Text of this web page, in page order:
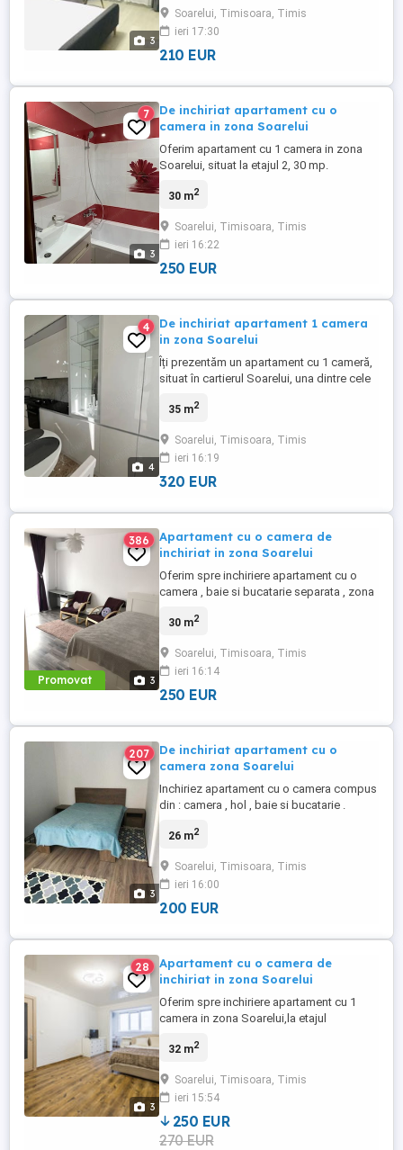
3
octombrie 2020.Bucataria este mobilata si
utilata cu electrocasnicele incastrabile noi.
Soarelui, Timisoara, Timis
ieri 17:30
210 EUR
3
7
De inchiriat apartament cu o
camera in zona Soarelui
Oferim apartament cu 1 camera in zona
Soarelui, situat la etajul 2, 30 mp.
bine pozitionat fiind intr-o zona linistita cu
de transport. Disponibil imediat
30 m2
Soarelui, Timisoara, Timis
ieri 16:22
250 EUR
4
4
De inchiriat apartament 1 camera
in zona Soarelui
Îți prezentăm un apartament cu 1 cameră,
situat în cartierul Soarelui, una dintre cele
rezidențiale din Timișoara. Ideal pentru o
suprafata utila de 35 mp , fiind situat la un
etaj intermediar. Dotări și finisaje: Cameră
spațioasă și ...
35 m2
Soarelui, Timisoara, Timis
ieri 16:19
320 EUR
Promovat 3
386
Apartament cu o camera de
inchiriat in zona Soarelui
Oferim spre inchiriere apartament cu o
camera , baie si bucatarie separata , zona
centrala proprie pe gaz , dispune de
masina de spalat etc Suprafata 27 mp
30 m2
Soarelui, Timisoara, Timis
ieri 16:14
250 EUR
3
207
De inchiriat apartament cu o
camera zona Soarelui
Inchiriez apartament cu o camera compus
din : camera , hol , baie si bucatarie .
aproape de AEM , Lidl , Auchan si mijloace
are o suprafata de 26 mp
26 m2
Soarelui, Timisoara, Timis
ieri 16:00
200 EUR
3
28
Apartament cu o camera de
inchiriat in zona Soarelui
Oferim spre inchiriere apartament cu 1
camera in zona Soarelui,la etajul
apropiere se gasesc magazine
Apartamentul este complet utilat si
mobilat. Este disponibil imediat! Pentru
mai multe detalii ne puteti contacta la ...
32 m2
Soarelui, Timisoara, Timis
ieri 15:54
250 EUR
270 EUR